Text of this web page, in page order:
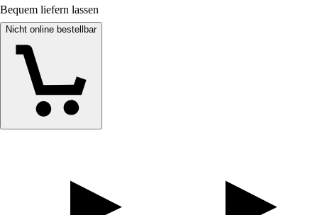
Bequem liefern lassen
Nicht online bestellbar